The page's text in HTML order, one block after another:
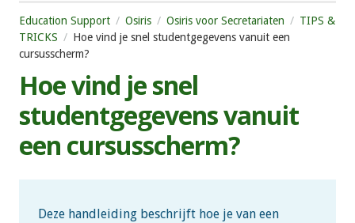
Education Support Osiris Osiris voor Secretariaten
TIPS &
TRICKS
Hoe vind je snel studentgegevens vanuit een
cursusscherm?
Hoe vind je snel
studentgegevens vanuit
een cursusscherm?
Deze handleiding beschrijft hoe je van een